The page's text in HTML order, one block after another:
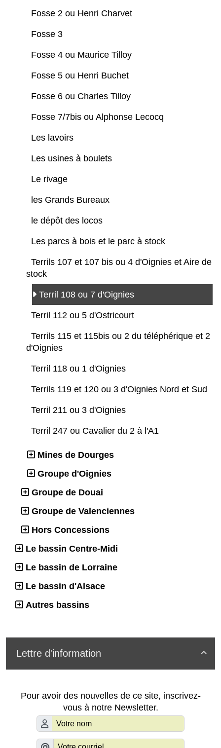
Fosse 2 ou Henri Charvet
Fosse 3
Fosse 4 ou Maurice Tilloy
Fosse 5 ou Henri Buchet
Fosse 6 ou Charles Tilloy
Fosse 7/7bis ou Alphonse Lecocq
Les lavoirs
Les usines à boulets
Le rivage
les Grands Bureaux
le dépôt des locos
Les parcs à bois et le parc à stock
Terrils 107 et 107 bis ou 4 d'Oignies et Aire de
stock
Terril 108 ou 7 d'Oignies
Terril 112 ou 5 d'Ostricourt
Terrils 115 et 115bis ou 2 du téléphérique et 2
d'Oignies
Terril 118 ou 1 d'Oignies
Terrils 119 et 120 ou 3 d'Oignies Nord et Sud
Terril 211 ou 3 d'Oignies
Terril 247 ou Cavalier du 2 à l'A1
Mines de Dourges
Groupe d'Oignies
Groupe de Douai
Groupe de Valenciennes
Hors Concessions
Le bassin Centre-Midi
Le bassin de Lorraine
Le bassin d'Alsace
Autres bassins

Lettre d'information
Pour avoir des nouvelles de ce site, inscrivez-
vous à notre Newsletter.